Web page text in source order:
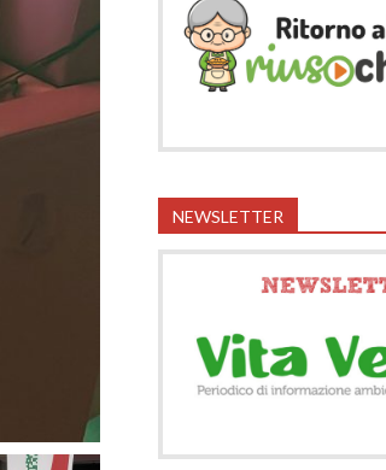
NEWSLETTER